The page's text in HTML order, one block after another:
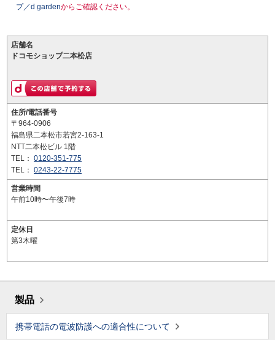
プ／d gardenからご確認ください。
店舗名
ドコモショップ二本松店
住所/電話番号
〒964-0906
福島県二本松市若宮2-163-1
NTT二本松ビル 1階
TEL： 0120-351-775
TEL： 0243-22-7775
営業時間
午前10時〜午後7時
定休日
第3木曜
製品
携帯電話の電波防護への適合性について